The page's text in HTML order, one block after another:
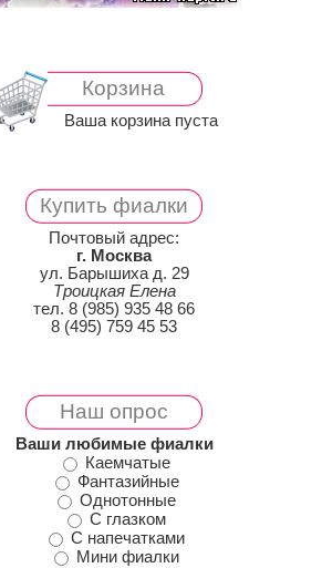
Корзина
Ваша корзина пуста
Купить фиалки
Почтовый адрес:
г. Москва
ул. Барышиха д. 29
Троицкая Елена
тел. 8 (985) 935 48 66
8 (495) 759 45 53
Наш опрос
Ваши любимые фиалки
Каемчатые
Фантазийные
Однотонные
С глазком
С напечатками
Мини фиалки